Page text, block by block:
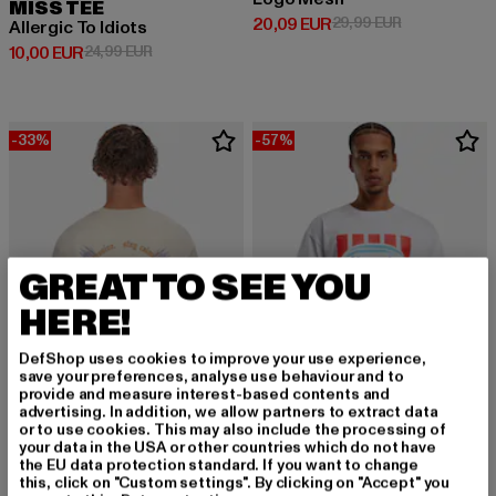
MISS TEE
Allergic To Idiots
10,00 EUR
Derzeitiger Preis: 10,00 EUR
24,99 EURAktionspreis: 24,99 EUR
20,09 EUR
Derzeitiger Preis: 20,09 EUR
29,99 EURAktionspreis:
-33%
DROPSIZE
Heavy Oversize
29,99 EURAktionspreis: 29,99 EUR
-57%
MISTER TEE UPSCALE
Ice Cream Heavy Oversize
29,99 EURAktionspreis:
GREAT TO SEE YOU
HERE!
DefShop uses cookies to improve your use experience,
save your preferences, analyse use behaviour and to
provide and measure interest-based contents and
advertising. In addition, we allow partners to extract data
or to use cookies. This may also include the processing of
your data in the USA or other countries which do not have
the EU data protection standard. If you want to change
this, click on "Custom settings". By clicking on "Accept" you